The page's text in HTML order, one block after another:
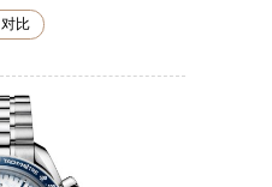
对比